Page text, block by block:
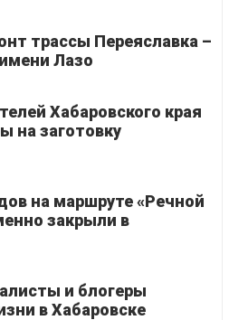
трассы Переяславка –
Лазо
Хабаровского края
на заготовку
на маршруте «Речной
закрыли в
и блогеры
в Хабаровске